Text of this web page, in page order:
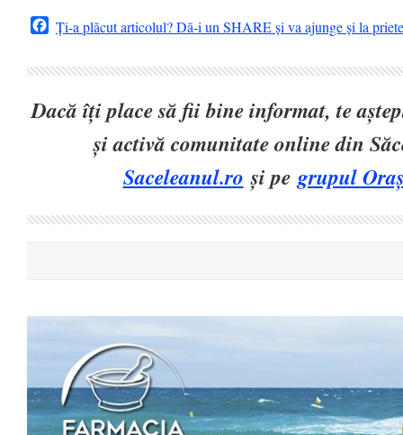
Facebook
Ți-a plăcut articolul? Dă-i un SHARE și va ajunge și la
Dacă îți place să fii bine informat, te
și activă comunitate online din
Saceleanul.ro și pegrupul